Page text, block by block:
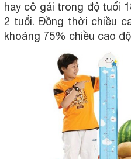
hay cô gái trong độ tuổi
2 tuổi. Đồng thời chiều
khoảng 75% chiều cao